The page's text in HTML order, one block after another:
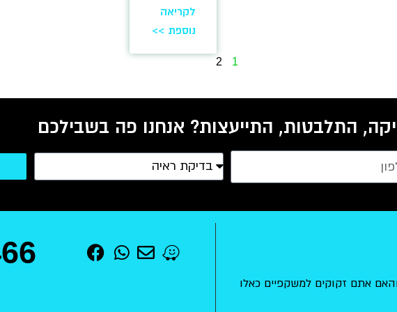
לקריאה
נוספת >>
1
2
התלבטות, התייעצות? אנחנו פה בשבילכם
אתם זקוקים למשקפיים כאלו